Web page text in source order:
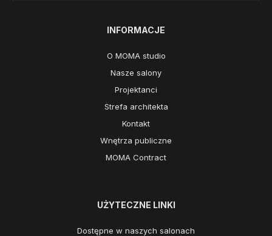
INFORMACJE
O MOMA studio
Nasze salony
Projektanci
Strefa architekta
Kontakt
Wnętrza publiczne
MOMA Contract
UŻYTECZNE LINKI
Dostępne w naszych salonach